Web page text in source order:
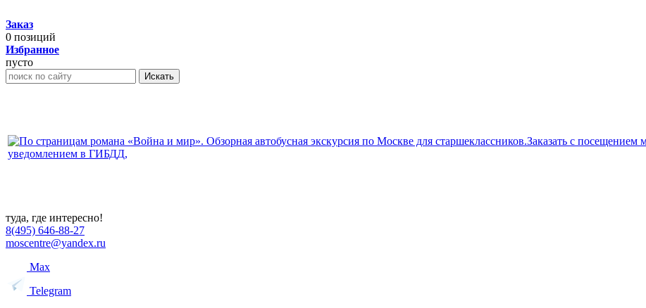
Заказ
0 позиций
Избранное
пусто
Искать
туда, где интересно!
8(495) 646-88-27
moscentre@yandex.ru
Max
Telegram